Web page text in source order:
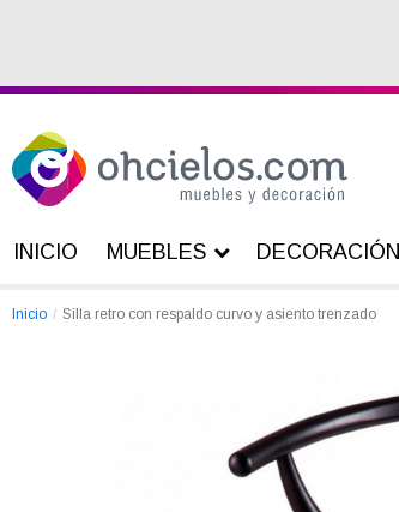
Inicio Silla retro con respaldo curvo y asiento trenzado
INICIO MUEBLES DECORACIÓN